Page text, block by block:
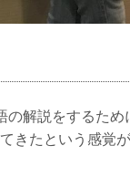
解説をするため
きたという感覚が